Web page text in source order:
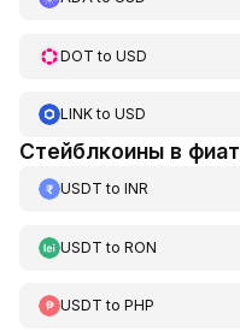
DOT to USD
LINKto USD
Стейблкоины в фиат
USDT to INR
USDT to RON
USDT to PHP